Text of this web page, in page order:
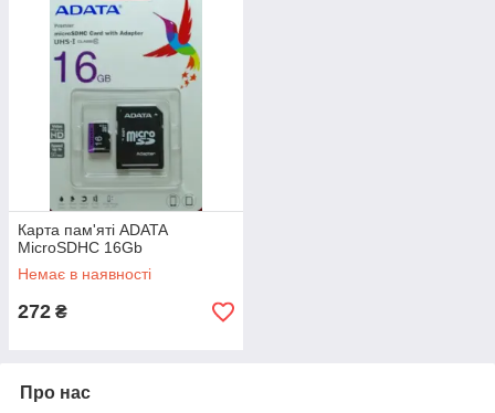
Карта пам'яті ADATA
MicroSDHC 16Gb
Немає в наявності
272 ₴
Про нас